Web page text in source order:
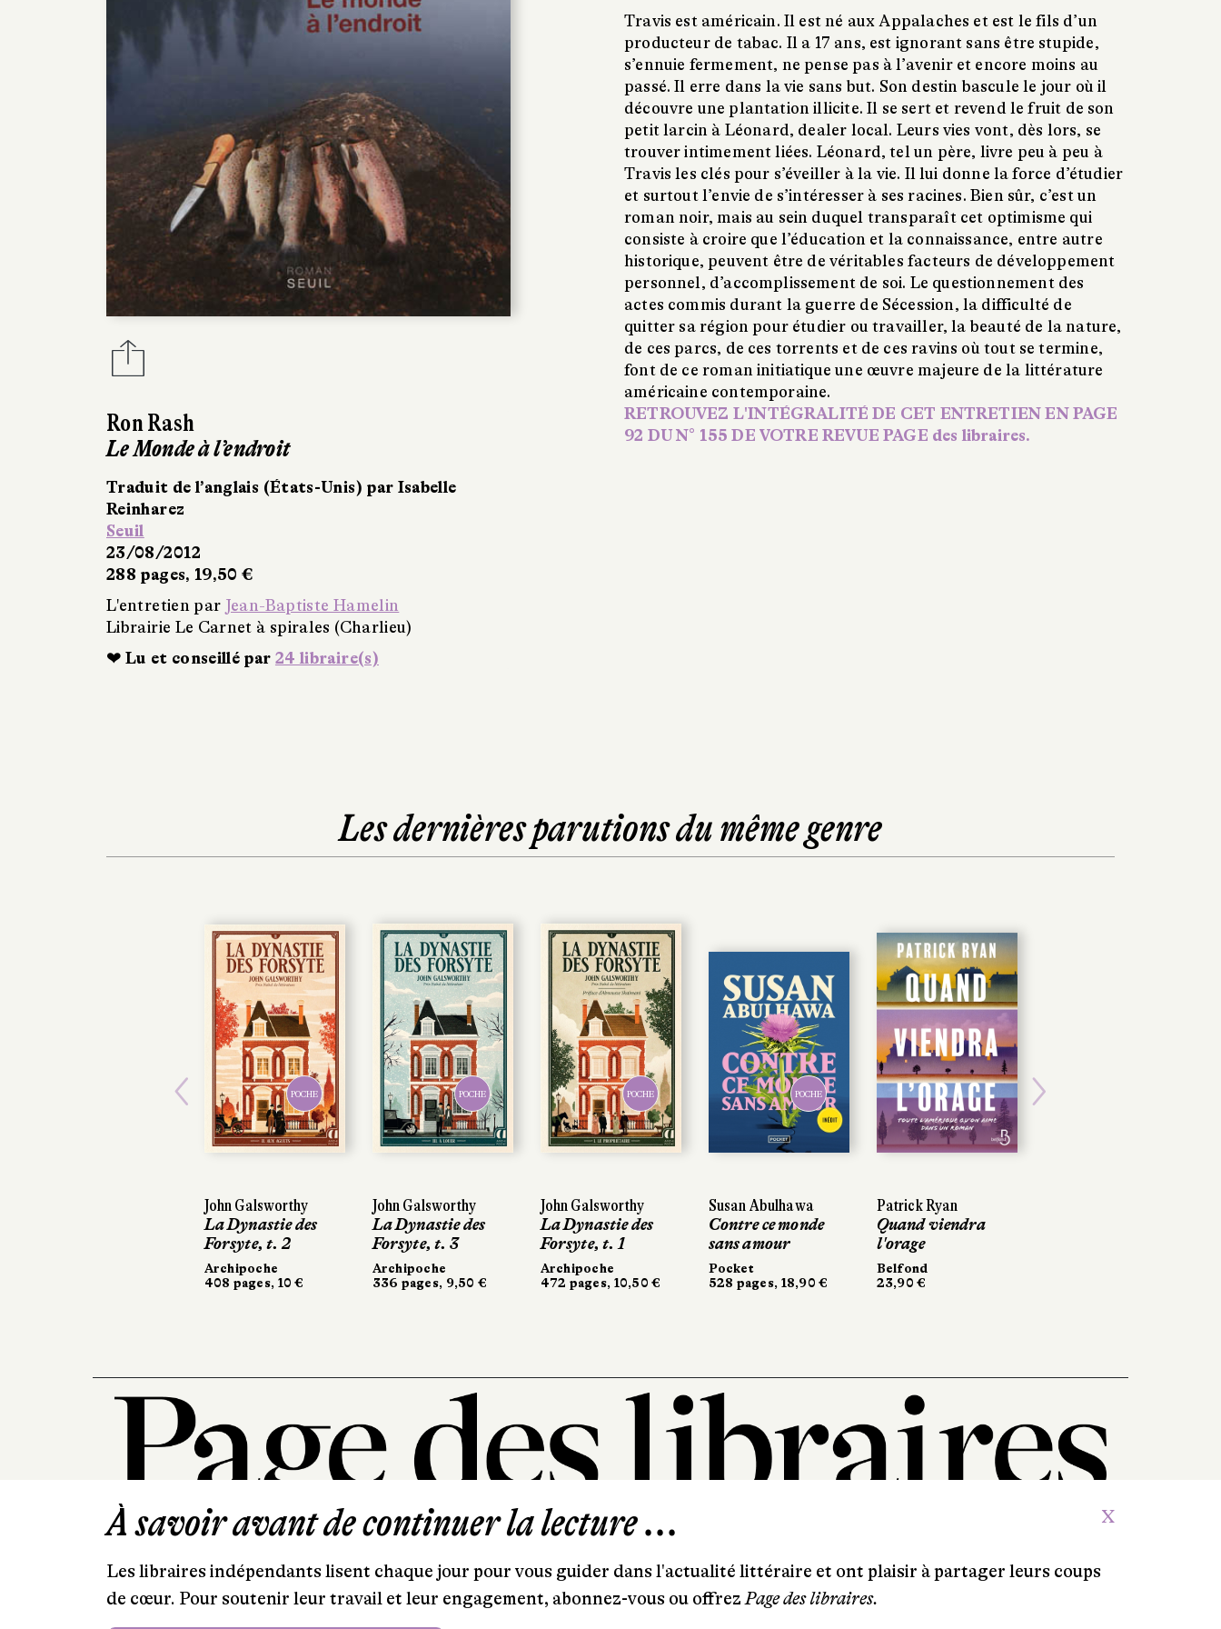
Ron Rash
Le Monde à l’endroit
Traduit de l’anglais (États-Unis) par Isabelle
Reinharez
Seuil
23/08/2012
288 pages, 19,50 €
L'entretien par Jean-Baptiste Hamelin
Librairie Le Carnet à spirales (Charlieu)
❤ Lu et conseillé par 24 libraire(s)
Travis est américain. Il est né aux Appalaches et est le fils d’un
producteur de tabac. Il a 17 ans, est ignorant sans être stupide,
s’ennuie fermement, ne pense pas à l’avenir et encore moins au
passé. Il erre dans la vie sans but. Son destin bascule le jour où il
découvre une plantation illicite. Il se sert et revend le fruit de son
petit larcin à Léonard, dealer local. Leurs vies vont, dès lors, se
trouver intimement liées. Léonard, tel un père, livre peu à peu à
Travis les clés pour s’éveiller à la vie. Il lui donne la force d’étudier
et surtout l’envie de s’intéresser à ses racines. Bien sûr, c’est un
roman noir, mais au sein duquel transparaît cet optimisme qui
consiste à croire que l’éducation et la connaissance, entre autre
historique, peuvent être de véritables facteurs de développement
personnel, d’accomplissement de soi. Le questionnement des
actes commis durant la guerre de Sécession, la difficulté de
quitter sa région pour étudier ou travailler, la beauté de la nature,
de ces parcs, de ces torrents et de ces ravins où tout se termine,
font de ce roman initiatique une œuvre majeure de la littérature
américaine contemporaine.
RETROUVEZ L'INTÉGRALITÉ DE CET ENTRETIEN EN PAGE
92 DU N° 155 DE VOTRE REVUE PAGE des libraires.
Les dernières parutions du même genre
POCHE
John Galsworthy
La Dynastie des
Forsyte, t. 2
Archipoche
408 pages, 10 €
POCHE
John Galsworthy
La Dynastie des
Forsyte, t. 3
Archipoche
336 pages, 9,50 €
POCHE
John Galsworthy
La Dynastie des
Forsyte, t. 1
Archipoche
472 pages, 10,50 €
POCHE
Susan Abulhawa
Contre ce monde
sans amour
Pocket
528 pages, 18,90 €
Patrick Ryan
Quand viendra
l'orage
Belfond
23,90 €
POCHE
John Galsworthy
La Dynastie des
Forsyte, t. 3
Archipoche
336 pages, 9,50 €
POCHE
John Galsworthy
La Dynastie des
Forsyte, t. 1
Archipoche
472 pages, 10,50 €
POCHE
Susan Abulhawa
Contre ce monde
sans amour
Pocket
528 pages, 18,90 €
Patrick Ryan
Quand viendra
l'orage
Belfond
23,90 €
Previous
101, rue Saint-Lazare
T. 01 44 41 97 20
À savoir avant de continuer la lecture ... X
Les libraires indépendants lisent chaque jour pour vous guider dans l'actualité littéraire et ont plaisir à partager leurs coups
de cœur. Pour soutenir leur travail et leur engagement, abonnez-vous ou offrezPage des libraires.